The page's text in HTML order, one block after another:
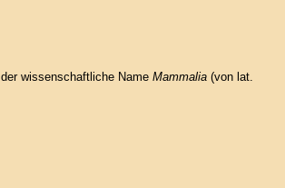
wissenschaftliche Name Mammalia (von lat.